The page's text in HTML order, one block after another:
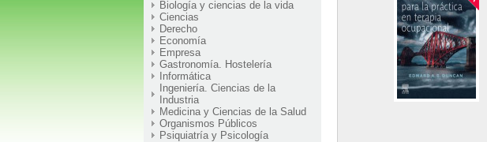
Biología y ciencias de la vida
Ciencias
Derecho
Economía
Empresa
Gastronomía. Hostelería
Informática
Ingeniería. Ciencias de la
Industria
Medicina y Ciencias de la Salud
Organismos Públicos
Psiquiatría y Psicología